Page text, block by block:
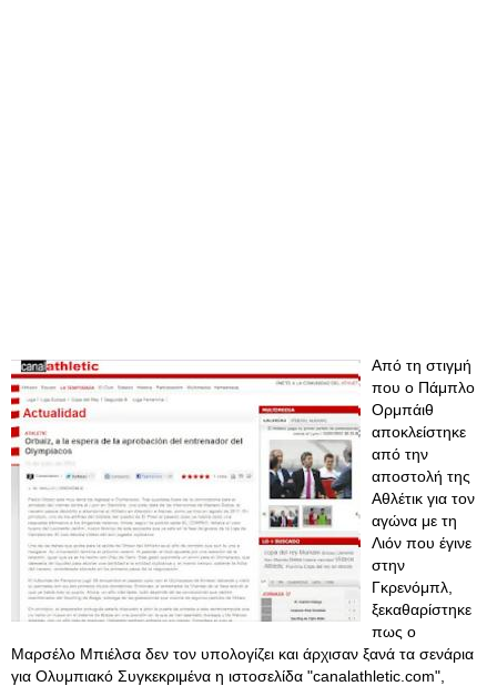
Από τη στιγμή
που ο Πάμπλο
Ορμπάιθ
αποκλείστηκε
από την
αποστολή της
Αθλέτικ για τον
αγώνα με τη
Λιόν που έγινε
στην
Γκρενόμπλ,
ξεκαθαρίστηκε
πως ο
Μαρσέλο Μπιέλσα δεν τον υπολογίζει και άρχισαν ξανά τα σενάρια
για Ολυμπιακό Συγκεκριμένα η ιστοσελίδα "canalathletic.com",